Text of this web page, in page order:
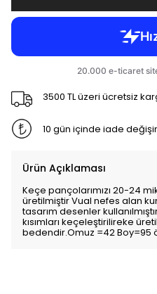
3500 TL üzeri ücretsiz
10 gün içinde iade
Ürün Açıklaması
Keçe pançolarımızı 20-24
üretilmiştir Vual nefes alan
tasarım desenler
kısımları keçeleştirilireke
bedendir.Omuz =42 Boy=95